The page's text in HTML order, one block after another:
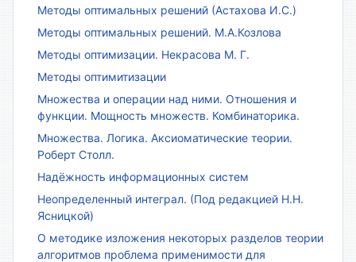
Методы оптимальных решений (Астахова И.С.)
Методы оптимальных решений. М.А.Козлова
Методы оптимизации. Некрасова М. Г.
Методы оптимитизации
Множества и операции над ними. Отношения и
функции. Мощность множеств. Комбинаторика.
Множества. Логика. Аксиоматические теории.
Роберт Столл.
Надёжность информационных систем
Неопределенный интеграл. (Под редакцией Н.Н.
Ясницкой)
О методике изложения некоторых разделов теории
алгоритмов проблема применимости для